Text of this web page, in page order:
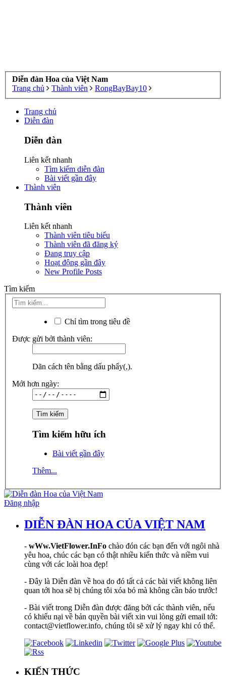
Diễn đàn Hoa của Việt Nam
Trang chủ
Thành viên RongBayBay10
Trang chủ
Diễn đàn
Diễn đàn
Liên kết nhanh
Tìm kiếm diễn đàn
Bài viết gần đây
Thành viên
Thành viên
Liên kết nhanh
Thành viên tiêu biểu
Thành viên đã đăng ký
Đang truy cập
Hoạt động gần đây
New Profile Posts
Tìm kiếm
Chỉ tìm trong tiêu đề
Được gửi bởi thành viên:
Dãn cách tên bằng dấu phẩy(,).
Mới hơn ngày:
Tìm kiếm hữu ích
Bài viết gần đây
Thêm...
Đăng nhập
DIỄN ĐÀN HOA CỦA VIỆT NAM
- wWw.VietFlower.InFo chào đón các bạn đến với ngôi nhà
yêu hoa, chúc các bạn có thật nhiều kiến thức và niềm vui
cùng với các loài hoa đẹp!
- Đây là Diễn đàn về hoa do đó tất cả các bài viết không liên
quan tới hoa sẽ bị chúng tôi xóa bỏ mà không cần báo trước!
- Bài viết trong Diễn đàn được đăng bởi các thành viên, nếu
có khiếu nại về bản quyền bài viết xin vui lòng gửi email tới:
contact@vietflower.info, chúng tôi sẽ xử lý ngay khi có thể.
KIẾN THỨC